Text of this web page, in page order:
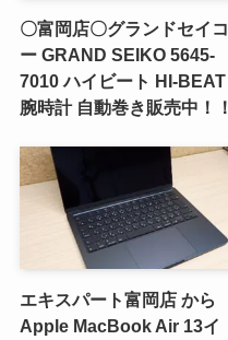
〇富岡店〇グランドセイコ
ー GRAND SEIKO 5645-
7010 ハイビート HI-BEAT
腕時計 自動巻き販売中！！
エキスパート富岡店 から
Apple MacBook Air 13イ